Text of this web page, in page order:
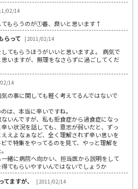
02/14
てもらうのが①番、良いと思います↑
らって | 2011/02/14
てもらうほうがいいと思いますよ。 病気で
いますが、無理をなさらずに過ごしてくだ
14
の事に関しても軽く考えてるんではないで
は、本当に辛いですね。
いんですが、私も拒食症から過食症になっ
い状況を話しても、意志が弱いだと、ずっ
えよなぁなど、全く理解されず辛い思いを
で特集をやってるのを見て、やっと理解を
緒に病院へ向かい、担当医から説明をして
てもらいやすいんではないでしょうか
ますが、
| 2011/02/14